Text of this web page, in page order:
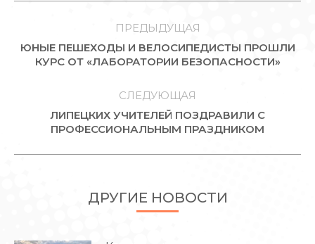
ЗАПИСЯМ
ПРЕДЫДУЩАЯ
Предыдущая
ЮНЫЕ ПЕШЕХОДЫ И ВЕЛОСИПЕДИСТЫ ПРОШЛИ
КУРС ОТ «ЛАБОРАТОРИИ БЕЗОПАСНОСТИ»
СЛЕДУЮЩАЯ
Следующая
ЛИПЕЦКИХ УЧИТЕЛЕЙ ПОЗДРАВИЛИ С
ПРОФЕССИОНАЛЬНЫМ ПРАЗДНИКОМ
ДРУГИЕ НОВОСТИ